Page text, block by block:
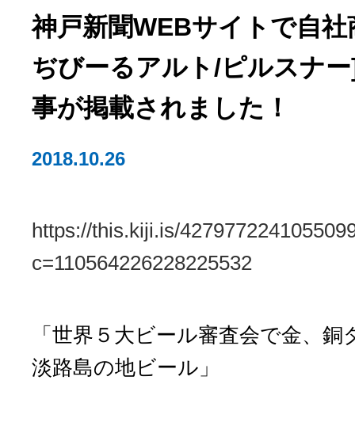
神戸新聞WEBサイトで自
ぢびーるアルト/ピルスナ
事が掲載されました！
2018.10.26
https://this.kiji.is/
c=110564226228225532
「世界５大ビール審査会で金、
淡路島の地ビール」